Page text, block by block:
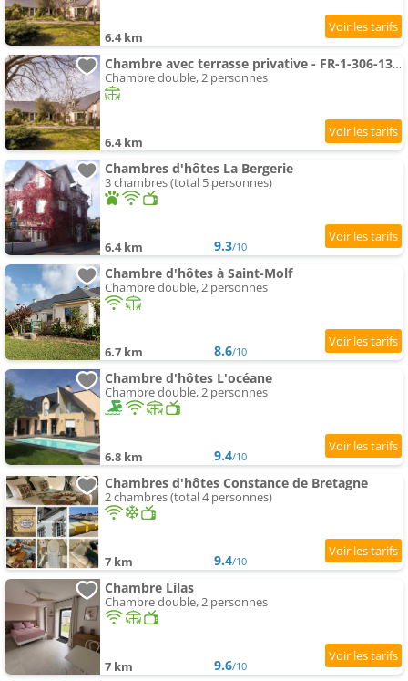
6.4 km
Chambre avec terrasse privative - FR-1-306-1339
Chambre double, 2 personnes
6.4 km
Chambres d'hôtes La Bergerie
3 chambres (total 5 personnes)
6.4 km 9.3/10
Chambre d'hôtes à Saint-Molf
Chambre double, 2 personnes
6.7 km 8.6/10
Chambre d'hôtes L'océane
Chambre double, 2 personnes
6.8 km 9.4/10
Chambres d'hôtes Constance de Bretagne
2 chambres (total 4 personnes)
7 km 9.4/10
Chambre Lilas
Chambre double, 2 personnes
7 km 9.6/10